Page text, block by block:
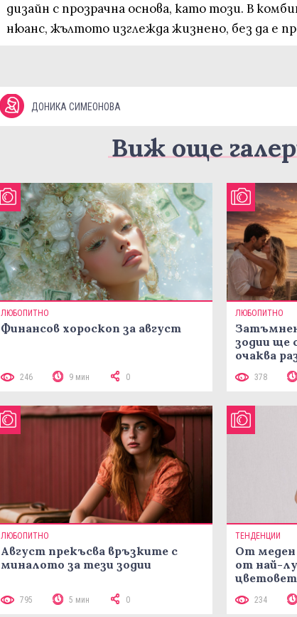
дизайн с прозрачна основа, като този. В
нюанс, жълтото изглежда жизнено, без да е
ДОНИКА СИМЕОНОВА
Виж още
ЛЮБОПИТНО
Финансов хороскоп за август
246 9 мин 0
ЛЮБОПИТНО
зодии ще
очаква
378
ЛЮБОПИТНО
Август прекъсва връзките с
миналото за тези зодии
795 5 мин 0
ТЕНДЕНЦИИ
От меден
от най-
234